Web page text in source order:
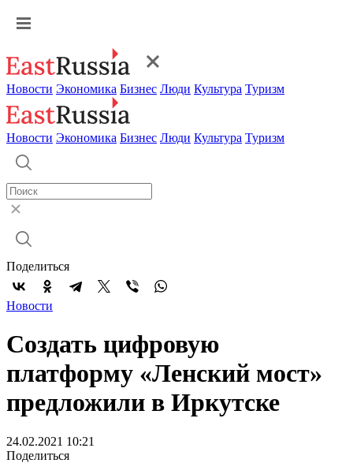
Новости Экономика Бизнес Люди Культура Туризм
Новости Экономика Бизнес Люди Культура Туризм
Поделиться
Новости
Создать цифровую
платформу «Ленский мост»
предложили в Иркутске
24.02.2021 10:21
Поделиться